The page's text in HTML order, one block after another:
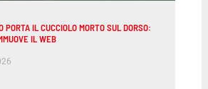
PORTA IL CUCCIOLO MORTO SUL DORSO:
IL WEB